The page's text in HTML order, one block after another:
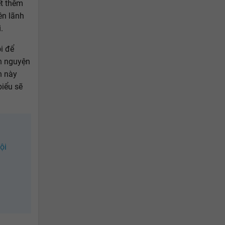
thêm
lãnh
để
nguyện
này
sẽ